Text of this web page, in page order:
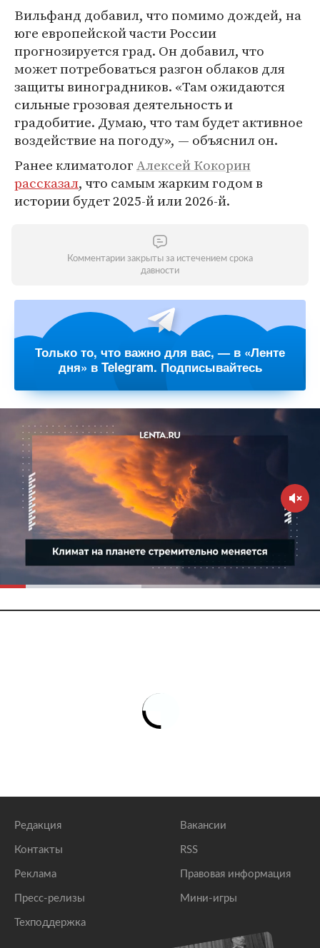
Вильфанд добавил, что помимо дождей, на
юге европейской части России
прогнозируется град. Он добавил, что
может потребоваться разгон облаков для
защиты виноградников. «Там ожидаются
сильные грозовая деятельность и
градобитие. Думаю, что там будет активное
воздействие на погоду», — объяснил он.
Ранее климатологАлексей Кокорин
рассказал, что самым жарким годом в
истории будет 2025-й или 2026-й.
Комментарии закрыты за истечением срока
давности
Только то, что важно для вас, — в «Ленте
дня» в Telegram. Подписывайтесь
Редакция
Контакты
Реклама
Пресс-релизы
Техподдержка
Вакансии
RSS
Правовая информация
Мини-игры